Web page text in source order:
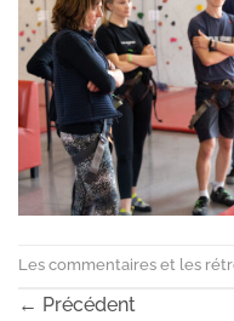
Les commentaires et les
← Précédent